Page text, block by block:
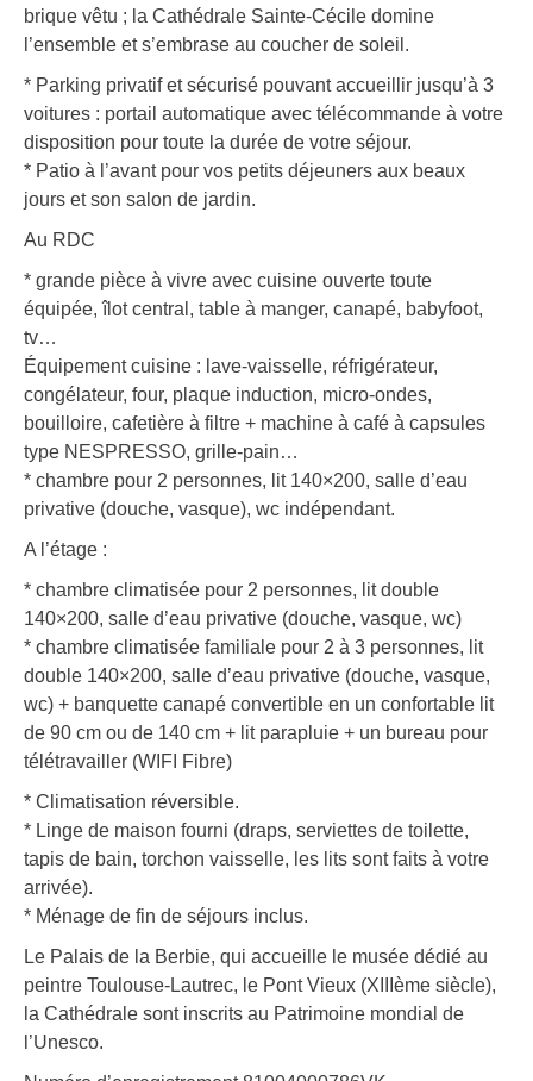
brique vêtu ; la Cathédrale Sainte-Cécile domine
l’ensemble et s’embrase au coucher de soleil.
* Parking privatif et sécurisé pouvant accueillir jusqu’à 3
voitures : portail automatique avec télécommande à votre
disposition pour toute la durée de votre séjour.
* Patio à l’avant pour vos petits déjeuners aux beaux
jours et son salon de jardin.
Au RDC
* grande pièce à vivre avec cuisine ouverte toute
équipée, îlot central, table à manger, canapé, babyfoot,
tv…
Équipement cuisine : lave-vaisselle, réfrigérateur,
congélateur, four, plaque induction, micro-ondes,
bouilloire, cafetière à filtre + machine à café à capsules
type NESPRESSO, grille-pain…
* chambre pour 2 personnes, lit 140×200, salle d’eau
privative (douche, vasque), wc indépendant.
A l’étage :
* chambre climatisée pour 2 personnes, lit double
140×200, salle d’eau privative (douche, vasque, wc)
* chambre climatisée familiale pour 2 à 3 personnes, lit
double 140×200, salle d’eau privative (douche, vasque,
wc) + banquette canapé convertible en un confortable lit
de 90 cm ou de 140 cm + lit parapluie + un bureau pour
télétravailler (WIFI Fibre)
* Climatisation réversible.
* Linge de maison fourni (draps, serviettes de toilette,
tapis de bain, torchon vaisselle, les lits sont faits à votre
arrivée).
* Ménage de fin de séjours inclus.
Le Palais de la Berbie, qui accueille le musée dédié au
peintre Toulouse-Lautrec, le Pont Vieux (XIIIème siècle),
la Cathédrale sont inscrits au Patrimoine mondial de
l’Unesco.